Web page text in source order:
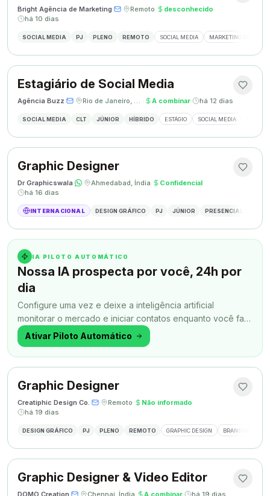
Bright Agência de Marketing· · Remoto· desconhecido·
há 10 dias
SOCIAL MEDIA PJ PLENO REMOTO SOCIAL MEDIA MARKETING DIGITAL
Estagiário de Social Media
Agência Buzz· · Rio de Janeiro, Brasil · A combinar· há 12 dias
SOCIAL MEDIA CLT JÚNIOR HÍBRIDO ESTÁGIO SOCIAL MEDIA
Graphic Designer
Dr Graphicswala· · Ahmedabad, Índia· Confidencial·
há 16 dias
INTERNACIONAL DESIGN GRÁFICO PJ JÚNIOR PRESENCIAL
IA PILOTO AUTOMÁTICO
Nossa IA prospecta por você, 24h por
dia
Configure uma vez e deixe a inteligência artificial
monitorar o mercado e iniciar contatos enquanto você faz
outra coisa.
Ativar Piloto Automático
Graphic Designer
Creatiphic Design Co.· · Remoto· Não informado·
há 19 dias
DESIGN GRÁFICO PJ PLENO REMOTO GRAPHIC DESIGN BRANDING
Graphic Designer & Video Editor
DOMO Creation· · Chennai, Índia· A combinar· há 19 dias